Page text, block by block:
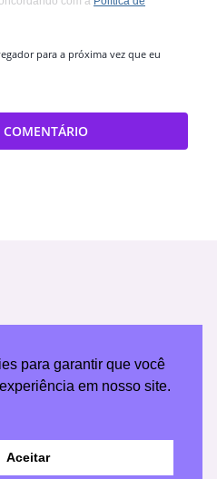
para a próxima vez que eu
para garantir que você
em nosso site.
Aceitar